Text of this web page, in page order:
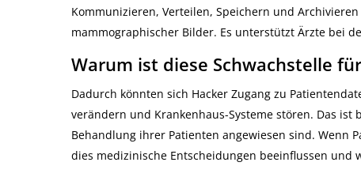
Kommunizieren, Verteilen, Speichern und
mammographischer Bilder. Es unterstützt Ärzte bei
Warum ist diese Schwachstelle
Dadurch könnten sich Hacker Zugang zu
verändern und Krankenhaus-Systeme stören. Das
Behandlung ihrer Patienten angewiesen sind.
dies medizinische Entscheidungen beeinflussen und